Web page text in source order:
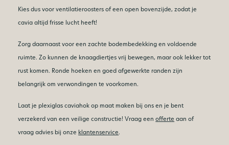
Kies dus voor ventilatieroosters of een open bovenzijde, zodat je
cavia altijd frisse lucht heeft!
Zorg daarnaast voor een zachte bodembedekking en voldoende
ruimte. Zo kunnen de knaagdiertjes vrij bewegen, maar ook lekker tot
rust komen. Ronde hoeken en goed afgewerkte randen zijn
belangrijk om verwondingen te voorkomen.
Laat je plexiglas caviahok op maat maken bij ons en je bent
verzekerd van een veilige constructie! Vraag eenofferte aan of
vraag advies bij onze klantenservice.